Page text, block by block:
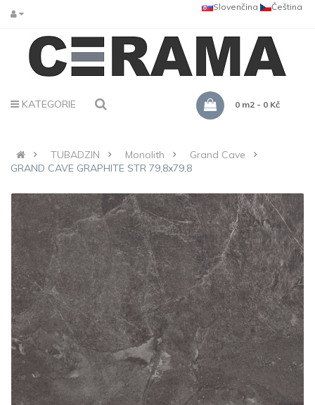
Čeština
Slovenčina
KATEGORIE 0 m2 - 0 Kč
TUBADZIN Monolith
Grand Cave
GRAND CAVE GRAPHITE STR 79,8x79,8